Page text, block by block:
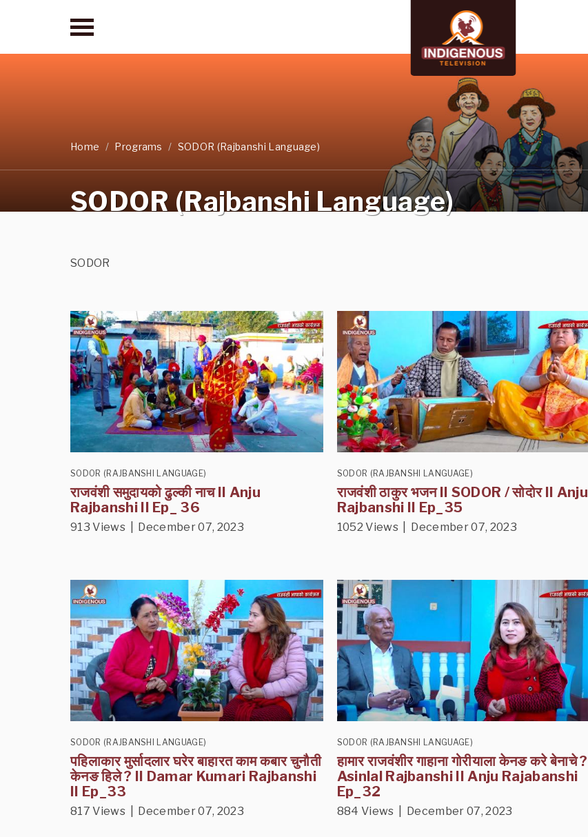
Home Programs SODOR (Rajbanshi Language)
SODOR (Rajbanshi Language)
SODOR
SODOR (RAJBANSHI LANGUAGE)
राजवंशी समुदायको ढुल्की नाच II Anju
Rajbanshi II Ep_ 36
913 Views | December 07, 2023
SODOR (RAJBANSHI LANGUAGE)
राजवंशी ठाकुर भजन II SODOR / सोदोर II Anju
Rajbanshi II Ep_35
1052 Views | December 07, 2023
SODOR (RAJBANSHI LANGUAGE)
पहिलाकार मुर्सादलार घरेर बाहारत काम कबार चुनौती
केनङ हिले ? II Damar Kumari Rajbanshi
II Ep_33
817 Views | December 07, 2023
SODOR (RAJBANSHI LANGUAGE)
हामार राजवंशीर गाहाना गोरीयाला केनङ करे बेनाचे ?
Asinlal Rajbanshi II Anju Rajabanshi
Ep_32
884 Views | December 07, 2023